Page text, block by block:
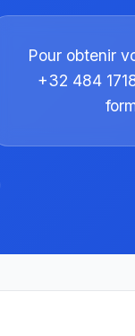
Pour obtenir
+32 484